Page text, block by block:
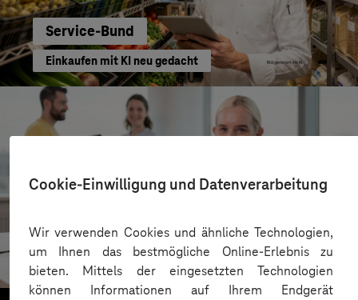
Cookie-Einwilligung und Datenverarbeitung
Wir verwenden Cookies und ähnliche Technologien,
um Ihnen das bestmögliche Online-Erlebnis zu
bieten. Mittels der eingesetzten Technologien
können Informationen auf Ihrem Endgerät
Service-Bund
Einkaufen mit KI neu gedacht
Kreis Bergstraße
KI für moderne Verwaltung